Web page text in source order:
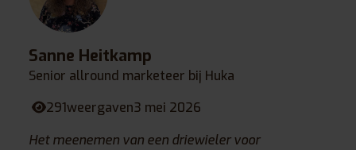
Sanne Heitkamp
Senior allround marketeer bij Huka
291weergaven3 mei 2026
Het meenemen van een driewieler voor